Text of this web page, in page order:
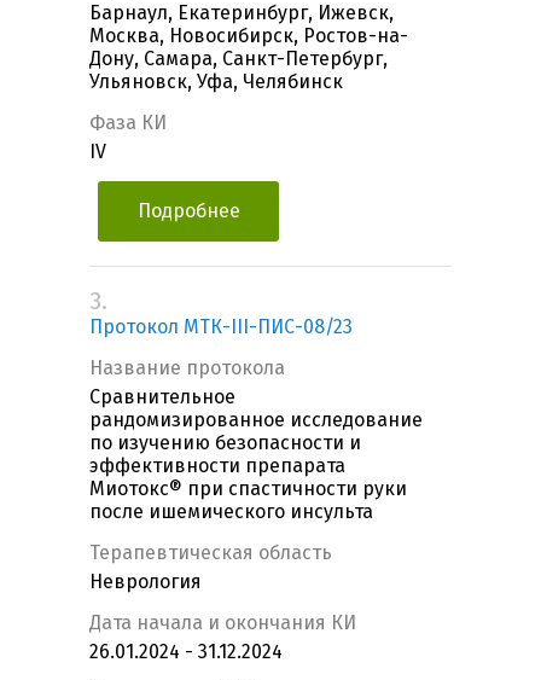
Барнаул, Екатеринбург, Ижевск,
Москва, Новосибирск, Ростов-на-
Дону, Самара, Санкт-Петербург,
Ульяновск, Уфа, Челябинск
Фаза КИ
IV
Подробнее
3.
Протокол МТК-III-ПИС-08/23
Название протокола
Сравнительное
рандомизированное исследование
по изучению безопасности и
эффективности препарата
Миотокс® при спастичности руки
после ишемического инсульта
Терапевтическая область
Неврология
Дата начала и окончания КИ
26.01.2024 - 31.12.2024